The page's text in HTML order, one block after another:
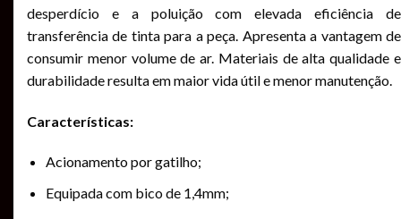
desperdício e a poluição com elevada eficiência de
transferência de tinta para a peça. Apresenta a vantagem de
consumir menor volume de ar. Materiais de alta qualidade e
durabilidade resulta em maior vida útil e menor manutenção.
Características:
Acionamento por gatilho;
Equipada com bico de 1,4mm;